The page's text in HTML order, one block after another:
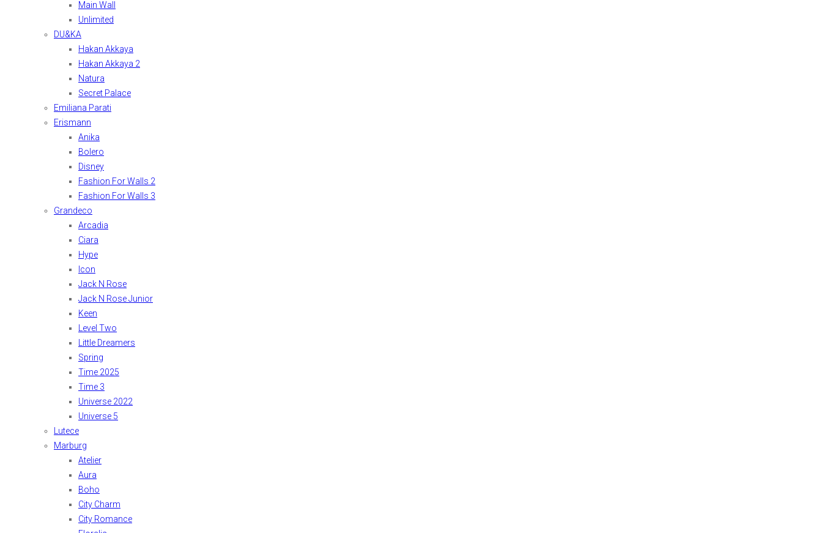
Main Wall
Unlimited
DU&KA
Hakan Akkaya
Hakan Akkaya 2
Natura
Secret Palace
Emiliana Parati
Erismann
Anika
Bolero
Disney
Fashion For Walls 2
Fashion For Walls 3
Grandeco
Arcadia
Ciara
Hype
Icon
Jack N Rose
Jack N Rose Junior
Keen
Level Two
Little Dreamers
Spring
Time 2025
Time 3
Universe 2022
Universe 5
Lutece
Marburg
Atelier
Aura
Boho
City Charm
City Romance